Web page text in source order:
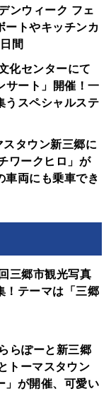
ンウィーク フェ
ートやキッチンカ
間
化センターにて
サート」開催！一
うスペシャルステ
スタウン新三郷に
ワークヒロ」が
車両にも乗車でき
三郷市観光写真
！テーマは「三郷
らぽーと新三郷
トーマスタウン
」が開催、可愛い